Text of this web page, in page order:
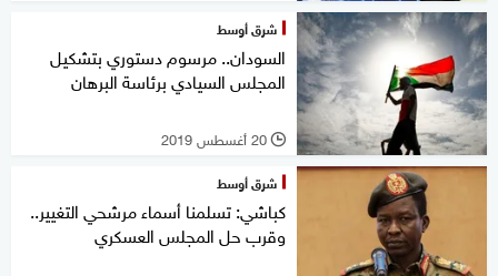
شرق أوسط
السودان.. مرسوم دستوري بتشكيل
المجلس السيادي برئاسة البرهان
l 20 أغسطس 2019
شرق أوسط
كباشي: تسلمنا أسماء مرشحي التغيير..
وقرب حل المجلس العسكري